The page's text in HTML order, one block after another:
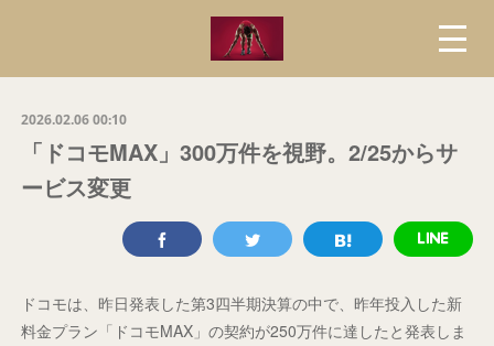
2026.02.06 00:10
「ドコモMAX」300万件を視野。2/25からサ
ービス変更
ドコモは、昨日発表した第3四半期決算の中で、昨年投入した新
料金プラン「ドコモMAX」の契約が250万件に達したと発表しま